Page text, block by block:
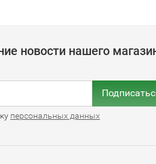
новости нашего
персональных данных